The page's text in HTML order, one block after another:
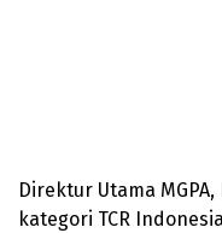
Direktur Utama
kategori TCR